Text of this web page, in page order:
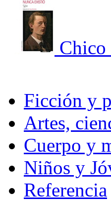
Chico
Ficción y
Artes,
Cuerpo y
Niños y
Referencia